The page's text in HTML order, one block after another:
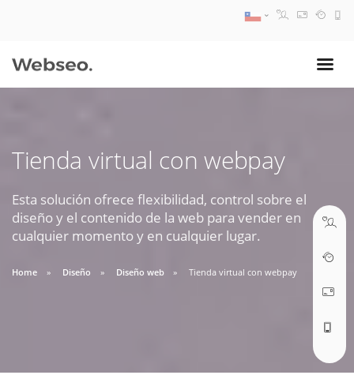
Tienda virtual con webpay
Esta solución ofrece flexibilidad, control sobre el
diseño y el contenido de la web para vender en
cualquier momento y en cualquier lugar.
Home Diseño Diseño web Tienda virtual con webpay
09:30 AM A 18:30 PM
soporte@webseo.cl
ABRIR TICKET